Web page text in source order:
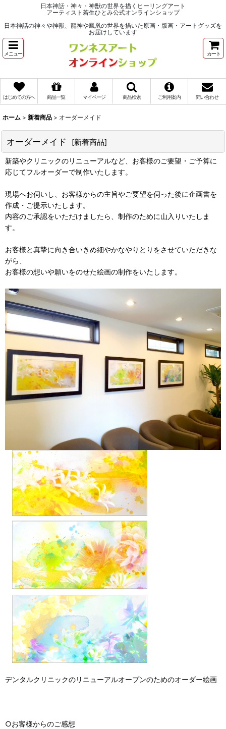
日本神話・神々・神獣の世界を描くヒーリングアート
アーティスト若生ひとみ公式オンラインショップ
日本神話の神々や神獣、龍神や鳳凰の世界を描いた原画・版画・アートグッズを
お届けしています
メニュー カート
はじめての方へ 商品一覧 マイページ 商品検索 ご利用案内 問い合わせ
ホーム > 新着商品 > オーダーメイド
オーダーメイド [新着商品]
新築やクリニックのリニューアルなど、お客様のご要望・ご予算に
応じてフルオーダーで制作いたします。
現場へお伺いし、お客様からの主旨やご要望を伺った後に企画書を
作成・ご提示いたします。
内容のご承認をいただけましたら、制作のために山入りいたしま
す。
お客様と真摯に向き合いきめ細やかなやりとりをさせていただきな
がら、
お客様の想いや願いをのせた絵画の制作をいたします。
デンタルクリニックのリニューアルオープンのためのオーダー絵画
○お客様からのご感想